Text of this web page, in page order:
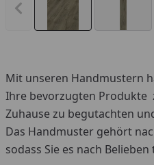
Vorheriges Bild anzeigen
Mit unseren Handmustern
Ihre bevorzugten Produkte
Zuhause zu begutachten
Das Handmuster gehört
sodass Sie es nach